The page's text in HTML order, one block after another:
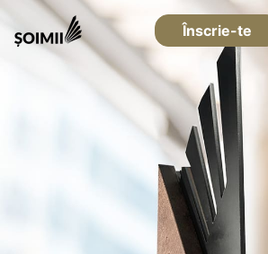
Înscrie-te